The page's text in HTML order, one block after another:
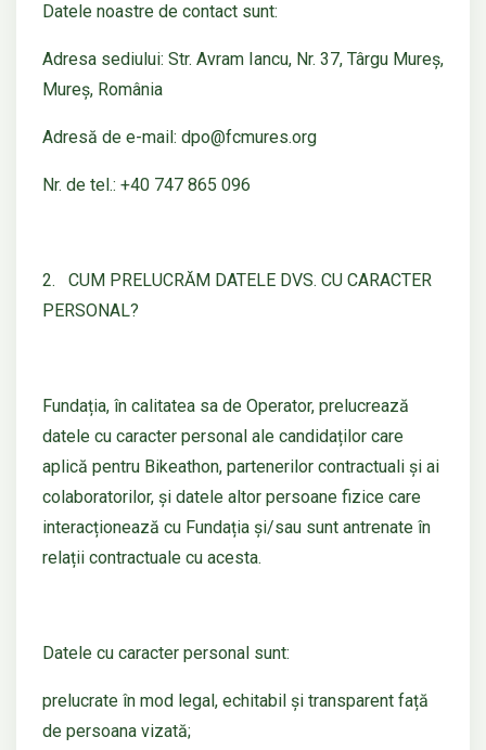
Datele noastre de contact sunt:
Adresa sediului: Str. Avram Iancu, Nr. 37, Târgu Mureș,
Mureș, România
Adresă de e-mail: dpo@fcmures.org
Nr. de tel.: +40 747 865 096
2. CUM PRELUCRĂM DATELE DVS. CU CARACTER
PERSONAL?
Fundația, în calitatea sa de Operator, prelucrează
datele cu caracter personal ale candidaților care
aplică pentru Bikeathon, partenerilor contractuali și ai
colaboratorilor, și datele altor persoane fizice care
interacționează cu Fundația și/sau sunt antrenate în
relații contractuale cu acesta.
Datele cu caracter personal sunt:
prelucrate în mod legal, echitabil și transparent față
de persoana vizată;